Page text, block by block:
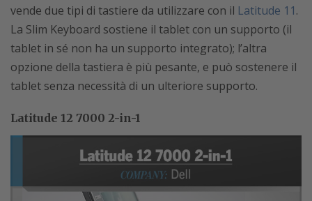
vende due tipi di tastiere da utilizzare con il Latitude 11.
La Slim Keyboard sostiene il tablet con un supporto (il
tablet in sé non ha un supporto integrato); l’altra
opzione della tastiera è più pesante, e può sostenere il
tablet senza necessità di un ulteriore supporto.
Latitude 12 7000 2-in-1